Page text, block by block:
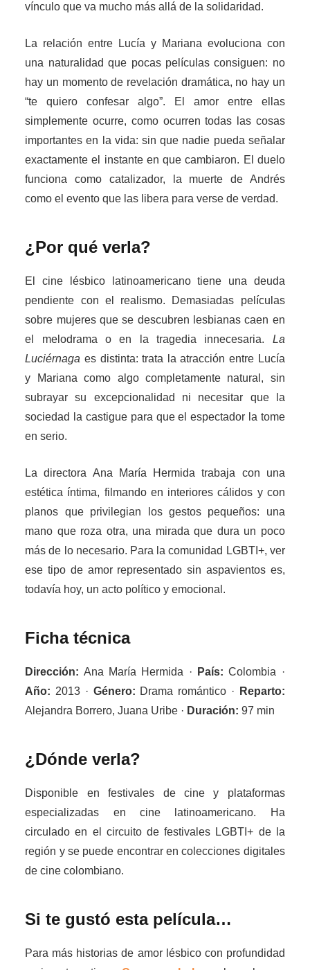
vínculo que va mucho más allá de la solidaridad.
La relación entre Lucía y Mariana evoluciona con
una naturalidad que pocas películas consiguen: no
hay un momento de revelación dramática, no hay un
“te quiero confesar algo”. El amor entre ellas
simplemente ocurre, como ocurren todas las cosas
importantes en la vida: sin que nadie pueda señalar
exactamente el instante en que cambiaron. El duelo
funciona como catalizador, la muerte de Andrés
como el evento que las libera para verse de verdad.
¿Por qué verla?
El cine lésbico latinoamericano tiene una deuda
pendiente con el realismo. Demasiadas películas
sobre mujeres que se descubren lesbianas caen en
el melodrama o en la tragedia innecesaria. La
Luciérnaga es distinta: trata la atracción entre Lucía
y Mariana como algo completamente natural, sin
subrayar su excepcionalidad ni necesitar que la
sociedad la castigue para que el espectador la tome
en serio.
La directora Ana María Hermida trabaja con una
estética íntima, filmando en interiores cálidos y con
planos que privilegian los gestos pequeños: una
mano que roza otra, una mirada que dura un poco
más de lo necesario. Para la comunidad LGBTI+, ver
ese tipo de amor representado sin aspavientos es,
todavía hoy, un acto político y emocional.
Ficha técnica
Dirección: Ana María Hermida · País: Colombia ·
Año: 2013 · Género: Drama romántico ·
Reparto:
Alejandra Borrero, Juana Uribe · Duración: 97 min
¿Dónde verla?
Disponible en festivales de cine y plataformas
especializadas en cine latinoamericano. Ha
circulado en el circuito de festivales LGBTI+ de la
región y se puede encontrar en colecciones digitales
de cine colombiano.
Si te gustó esta película…
Para más historias de amor lésbico con profundidad